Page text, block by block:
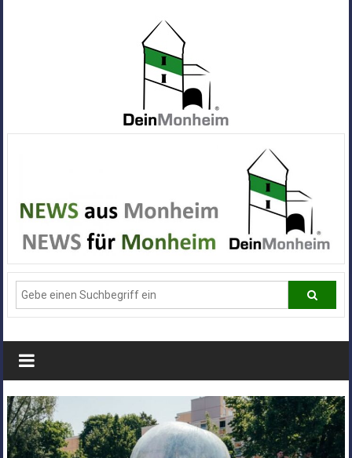
Alle
News
aus
Deiner
Stadt
Monheim